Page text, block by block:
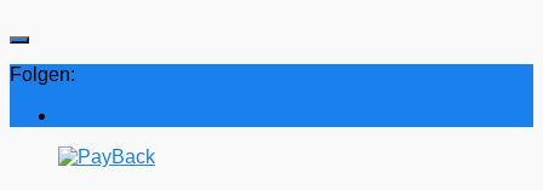
Folgen: